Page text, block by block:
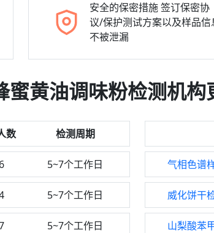
安全的保密措施签订保密协
议/保护测试方案以及样品信
不被泄漏
蜜黄油调味粉检测机构
数 检测周期
5~7个工作日 气相色谱
5~7个工作日 威化饼干
5~7个工作日 山梨酸苯